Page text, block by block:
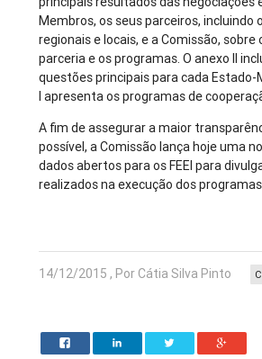
Membros, os seus parceiros, incluindo
regionais e locais, e a Comissão, sobre
parceria e os programas. O anexo II
questões principais para cada Estado-
I apresenta os programas de
A fim de assegurar a maior
possível, a Comissão lança hoje uma
dados abertos para os FEEI para
realizados na execução dos programas
14/12/2015 , Por Cátia Silva Pinto